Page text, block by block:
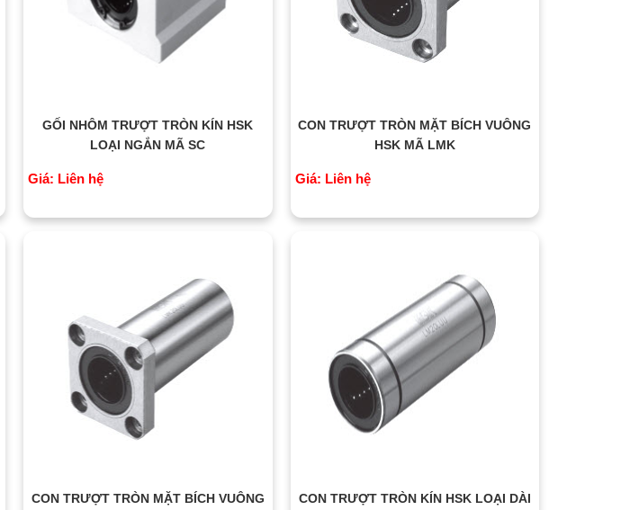
GỐI NHÔM TRƯỢT TRÒN KÍN HSK
LOẠI NGẮN MÃ SC
Giá: Liên hệ
CON TRƯỢT TRÒN MẶT BÍCH VUÔNG
HSK MÃ LMK
Giá: Liên hệ
CON TRƯỢT TRÒN MẶT BÍCH VUÔNG CON TRƯỢT TRÒN KÍN HSK LOẠI DÀI